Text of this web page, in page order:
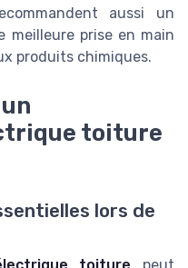
aussi un
meilleure prise en main
produits chimiques.
toiture
lors de